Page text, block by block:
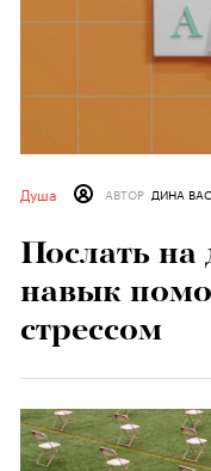
Душа АВТОР ДИНА
Послать на
навык
стрессом